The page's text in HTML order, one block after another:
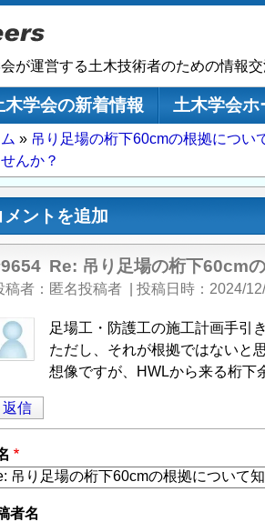
が運営する土木技術者のための情報交
木学会の新着情報
土木学会ホ
吊り足場の桁下60cmの根拠につい
んか？
メントを追加
Re: 吊り足場の桁下60cm
稿者 匿名投稿者 投稿日時 2024/
足場工・防護工の施工計画手引
ただし、それが根拠ではないと
想像ですが、HWLから来る桁下
返信
者名